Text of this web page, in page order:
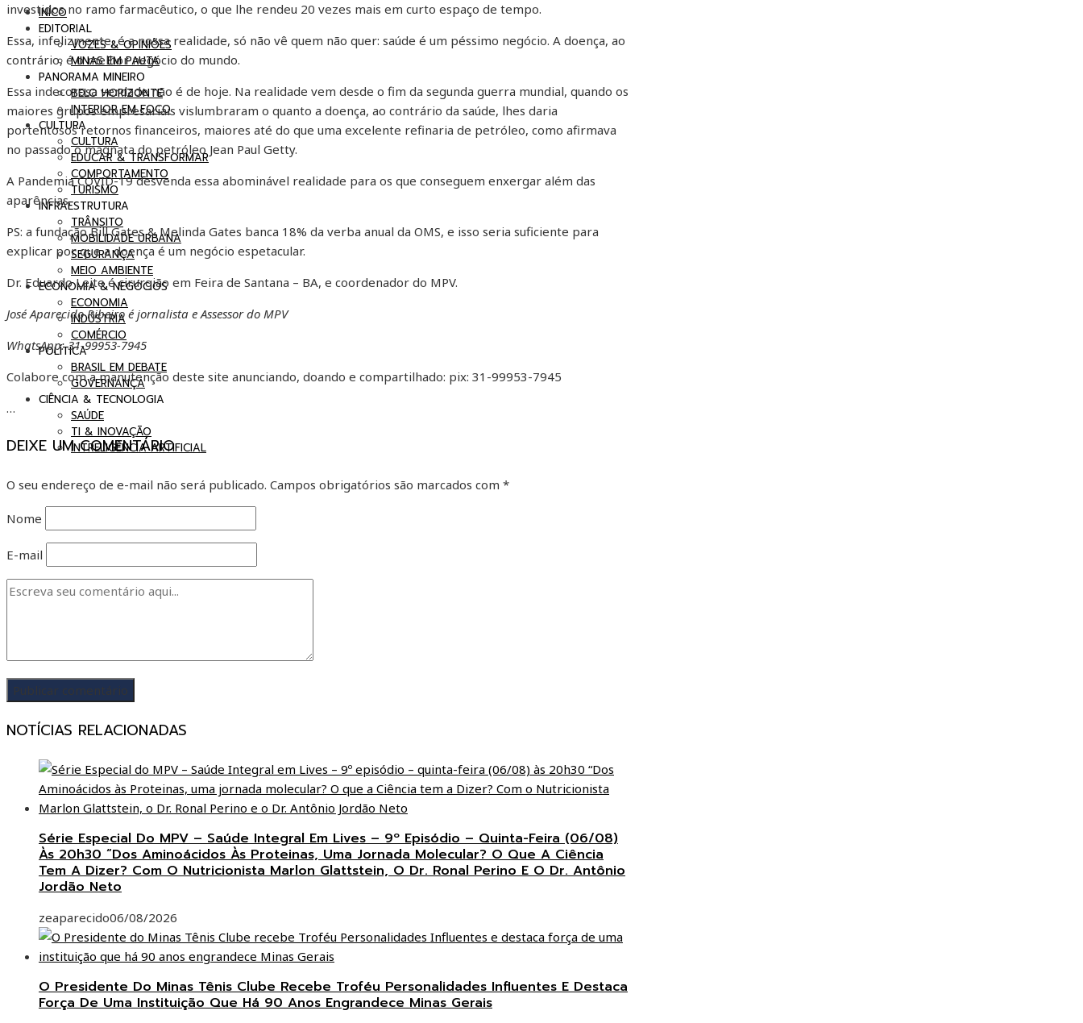
INÍCO
EDITORIAL
VOZES & OPINIÕES
MINAS EM PAUTA
PANORAMA MINEIRO
BELO HORIZONTE
INTERIOR EM FOCO
CULTURA
CULTURA
EDUCAR & TRANSFORMAR
COMPORTAMENTO
TURISMO
INFRAESTRUTURA
TRÂNSITO
MOBILIDADE URBANA
SEGURANÇA
MEIO AMBIENTE
ECONOMIA & NEGÓCIOS
ECONOMIA
INDÚSTRIA
COMÉRCIO
POLÍTICA
BRASIL EM DEBATE
GOVERNANÇA
CIÊNCIA & TECNOLOGIA
SAÚDE
TI & INOVAÇÃO
INTRELIGÊNCIA ARTIFICIAL
investidos no ramo farmacêutico, o que lhe rendeu 20 vezes mais em curto espaço de tempo.
Essa, infelizmente, é a nossa realidade, só não vê quem não quer: saúde é um péssimo negócio. A doença, ao
contrário, é o melhor negócio do mundo.
Essa indecorosa verdade não é de hoje. Na realidade vem desde o fim da segunda guerra mundial, quando os
maiores grupos empresariais vislumbraram o quanto a doença, ao contrário da saúde, lhes daria
portentosos retornos financeiros, maiores até do que uma excelente refinaria de petróleo, como afirmava
no passado o magnata do petróleo Jean Paul Getty.
A Pandemia COVID-19 desvenda essa abominável realidade para os que conseguem enxergar além das
aparências.
PS: a fundação Bill Gates & Melinda Gates banca 18% da verba anual da OMS, e isso seria suficiente para
explicar por que a doença é um negócio espetacular.
Dr. Eduardo Leite é cirurgião em Feira de Santana – BA, e coordenador do MPV.
José Aparecido Ribeiro é jornalista e Assessor do MPV
WhatsApp: 31-99953-7945
Colabore com a manutenção deste site anunciando, doando e compartilhado: pix: 31-99953-7945
…
DEIXE UM COMENTÁRIO
O seu endereço de e-mail não será publicado. Campos obrigatórios são marcados com *
Nome
E-mail
NOTÍCIAS RELACIONADAS
Série Especial Do MPV – Saúde Integral Em Lives – 9º Episódio – Quinta-Feira (06/08)
Às 20h30 “Dos Aminoácidos Às Proteinas, Uma Jornada Molecular? O Que A Ciência
Tem A Dizer? Com O Nutricionista Marlon Glattstein, O Dr. Ronal Perino E O Dr. Antônio
Jordão Neto
zeaparecido06/08/2026
O Presidente Do Minas Tênis Clube Recebe Troféu Personalidades Influentes E Destaca
Força De Uma Instituição Que Há 90 Anos Engrandece Minas Gerais